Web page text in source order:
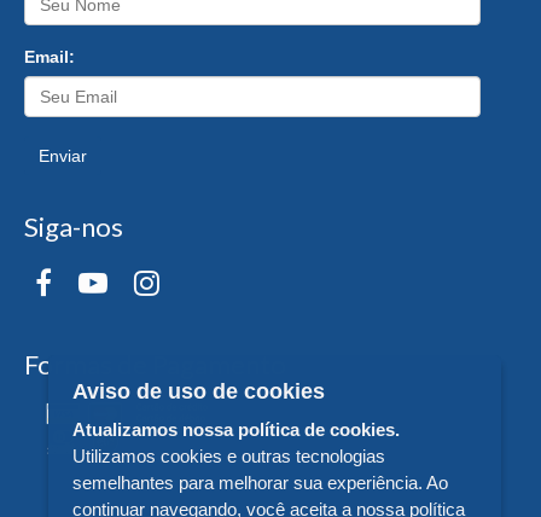
Email:
Enviar
Siga-nos
Formas de Pagamento
Aviso de uso de cookies
Atualizamos nossa política de cookies.
Utilizamos cookies e outras tecnologias
semelhantes para melhorar sua experiência. Ao
continuar navegando, você aceita a nossa política